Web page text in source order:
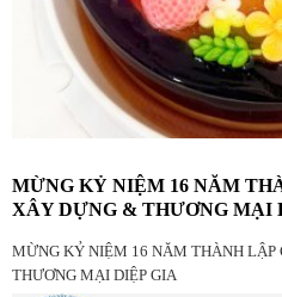
MỪNG KỶ NIỆM 16 NĂM
XÂY DỰNG & THƯƠNG MẠI
MỪNG KỶ NIỆM 16 NĂM THÀNH LẬP
THƯƠNG MẠI DIỆP GIA